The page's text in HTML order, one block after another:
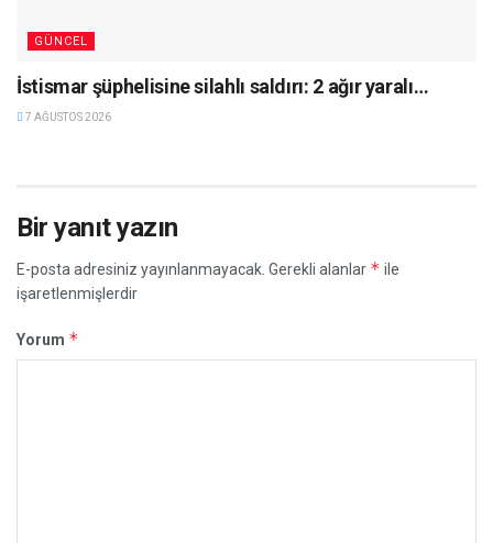
GÜNCEL
İstismar şüphelisine silahlı saldırı: 2 ağır yaralı…
7 AĞUSTOS 2026
Bir yanıt yazın
E-posta adresiniz yayınlanmayacak. Gerekli alanlar * ile
işaretlenmişlerdir
Yorum *